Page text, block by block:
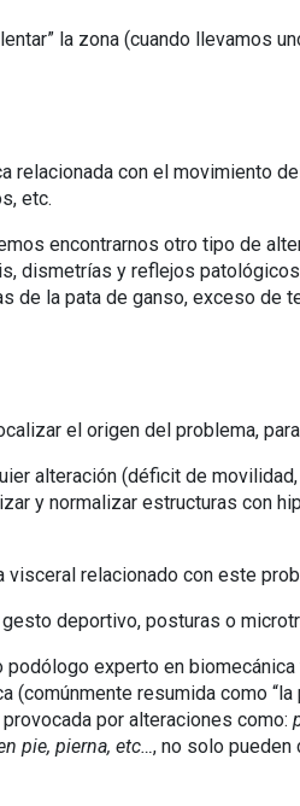
la zona (cuando llevamos
con el movimiento
etc.
encontrarnos otro tipo de
dismetrías y reflejos
de la pata de ganso, exceso de
el origen del problema,
alteración (déficit de
y normalizar estructuras con
relacionado con este
deportivo, posturas o
podólogo experto en
(comúnmente resumida como
por alteraciones como:
pie, pierna, etc…, no solo pueden